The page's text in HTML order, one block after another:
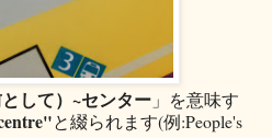
として）~センター 」を意味す
と綴られます(例:People's